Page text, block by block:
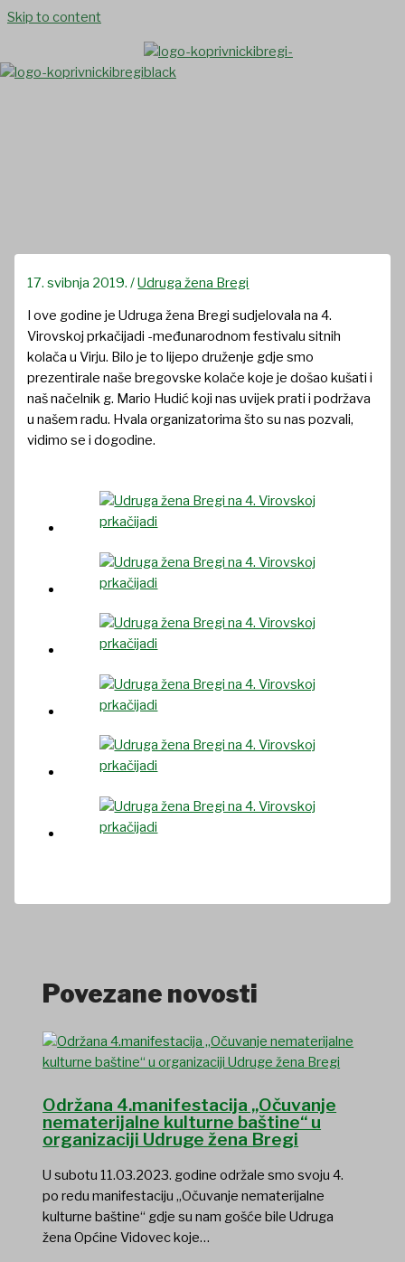
Skip to content
17. svibnja 2019./Udruga žena Bregi
I ove godine je Udruga žena Bregi sudjelovala na 4.
Virovskoj prkačijadi -međunarodnom festivalu sitnih
kolača u Virju. Bilo je to lijepo druženje gdje smo
prezentirale naše bregovske kolače koje je došao kušati i
naš načelnik g. Mario Hudić koji nas uvijek prati i podržava
u našem radu. Hvala organizatorima što su nas pozvali,
vidimo se i dogodine.
Povezane novosti
Održana 4.manifestacija „Očuvanje
nematerijalne kulturne baštine“ u
organizaciji Udruge žena Bregi
U subotu 11.03.2023. godine održale smo svoju 4.
po redu manifestaciju „Očuvanje nematerijalne
kulturne baštine“ gdje su nam gošće bile Udruga
žena Općine Vidovec koje…